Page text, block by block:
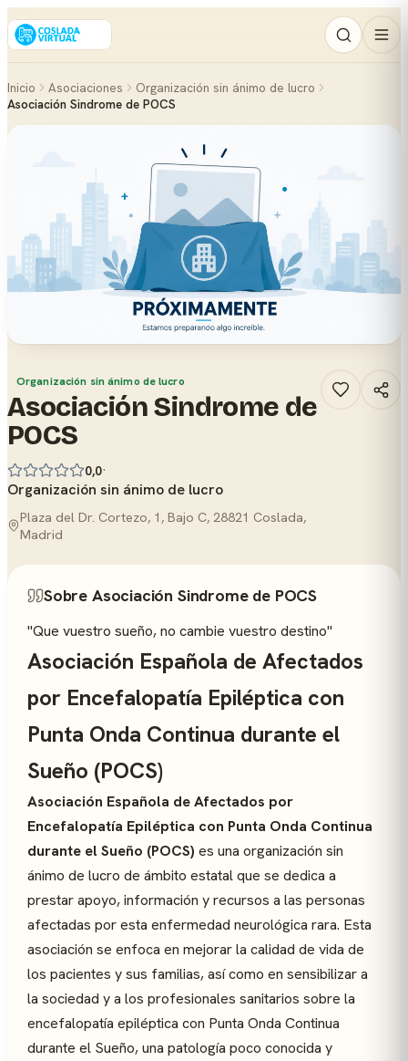
Inicio Asociaciones
Organización sin ánimo de lucro
Asociación Sindrome de POCS
Organización sin ánimo de lucro
Asociación Sindrome de
POCS
0,0·
Organización sin ánimo de lucro
Plaza del Dr. Cortezo, 1, Bajo C, 28821 Coslada,
Madrid
Sobre Asociación Sindrome de POCS
"Que vuestro sueño, no cambie vuestro destino"
Asociación Española de Afectados
por Encefalopatía Epiléptica con
Punta Onda Continua durante el
Sueño (POCS)
Asociación Española de Afectados por
Encefalopatía Epiléptica con Punta Onda Continua
durante el Sueño (POCS) es una organización sin
ánimo de lucro de ámbito estatal que se dedica a
prestar apoyo, información y recursos a las personas
afectadas por esta enfermedad neurológica rara. Esta
asociación se enfoca en mejorar la calidad de vida de
los pacientes y sus familias, así como en sensibilizar a
la sociedad y a los profesionales sanitarios sobre la
encefalopatía epiléptica con Punta Onda Continua
durante el Sueño, una patología poco conocida y